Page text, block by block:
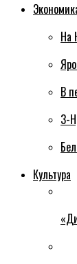
На
В
3-
Культура